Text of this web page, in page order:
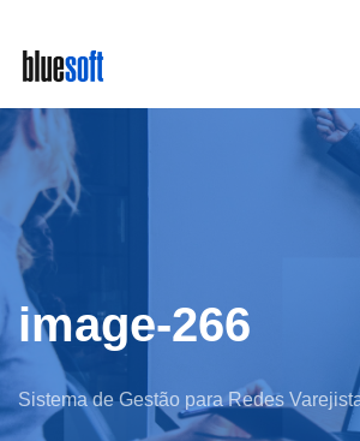
main
content
image-266
Sistema de Gestão para Redes